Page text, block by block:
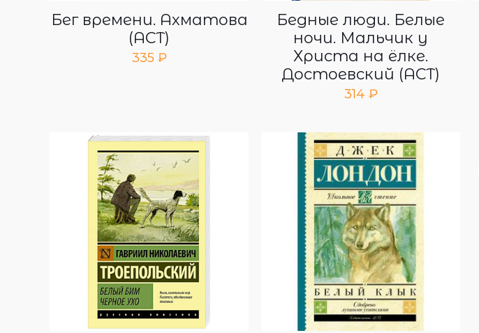
Бег времени. Ахматова
(АСТ)
335 ₽
Бедные люди. Белые
ночи. Мальчик у
Христа на ёлке.
Достоевский (АСТ)
314 ₽